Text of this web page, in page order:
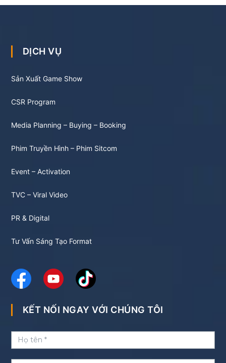
DỊCH VỤ
Sản Xuất Game Show
CSR Program
Media Planning – Buying – Booking
Phim Truyền Hình – Phim Sitcom
Event – Activation
TVC – Viral Video
PR & Digital
Tư Vấn Sáng Tạo Format
KẾT NỐI NGAY VỚI CHÚNG TÔI